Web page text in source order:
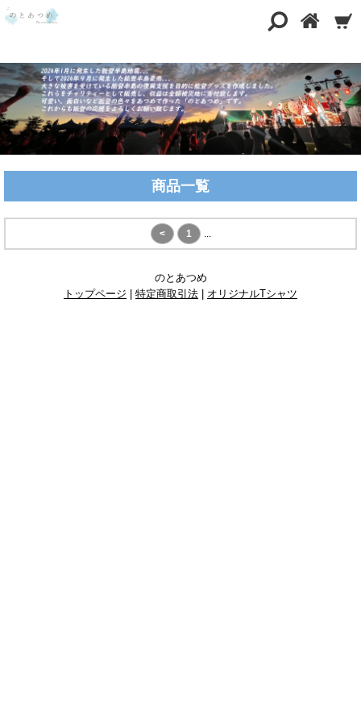
商品一覧
< 1 ...
のとあつめ
トップページ
特定商取引法 オリジナルTシャツ